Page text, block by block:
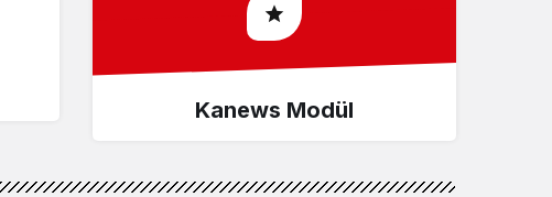
Kanews Modül